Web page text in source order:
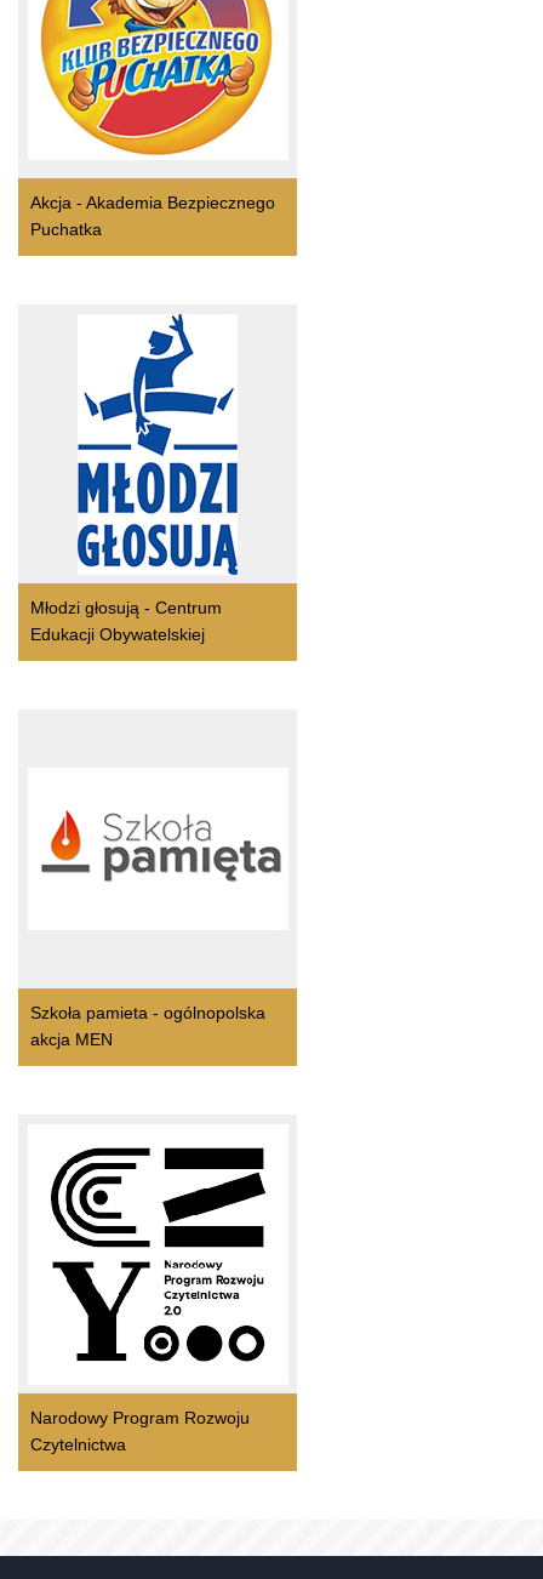
Akcja - Akademia Bezpiecznego
Puchatka
Młodzi głosują - Centrum
Edukacji Obywatelskiej
Szkoła pamieta - ogólnopolska
akcja MEN
Narodowy Program Rozwoju
Czytelnictwa